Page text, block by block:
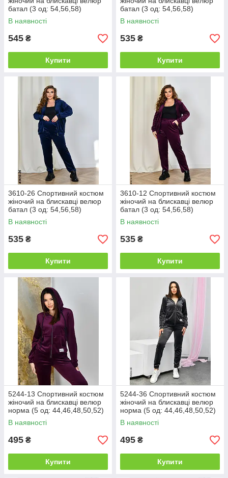
батал (3 од: 54,56,58)
В наявності
545 ₴
Купити
батал (3 од: 54,56,58)
В наявності
535 ₴
Купити
3610-26 Спортивний костюм
жіночий на блискавці велюр
батал (3 од: 54,56,58)
В наявності
535 ₴
Купити
3610-12 Спортивний костюм
жіночий на блискавці велюр
батал (3 од: 54,56,58)
В наявності
535 ₴
Купити
5244-13 Спортивний костюм
жіночий на блискавці велюр
норма (5 од: 44,46,48,50,52)
В наявності
495 ₴
Купити
5244-36 Спортивний костюм
жіночий на блискавці велюр
норма (5 од: 44,46,48,50,52)
В наявності
495 ₴
Купити